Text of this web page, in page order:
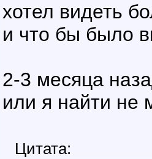
хотел видеть
и что бы было
2-3 месяца
или я найти не
Цитата: